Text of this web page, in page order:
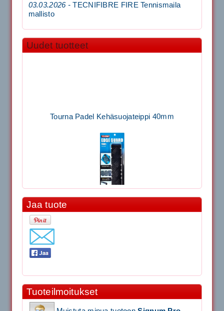
03.03.2026 -TECNIFIBRE FIRE Tennismaila
mallisto
Uudet tuotteet
Tourna Padel Kehäsuojateippi 40mm
11.90€
Signum S-7000 Jännityskone (Pöytämalli)
SIGNUM S-7000 &...
Signum S-7000 Jännityskone (Jalustamalli)
Jaa tuote
Tuoteilmoitukset